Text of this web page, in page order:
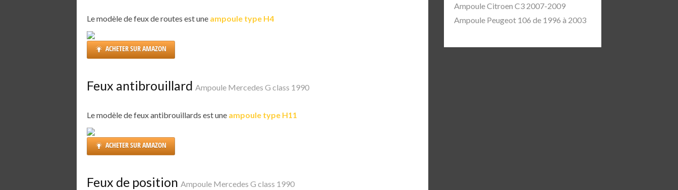
Le modèle de feux de routes est une ampoule type H4
ACHETER SUR AMAZON
Feux antibrouillard Ampoule Mercedes G class 1990
Le modèle de feux antibrouillards est une ampoule type H11
ACHETER SUR AMAZON
Feux de position Ampoule Mercedes G class 1990
Ampoule Citroen C3 2007-2009
Ampoule Peugeot 106 de 1996 à 2003